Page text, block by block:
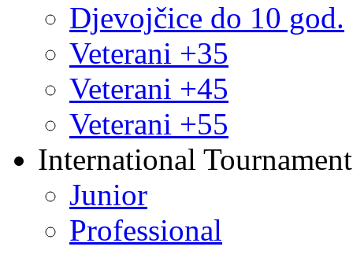
Djevojčice do 10 god.
Veterani +35
Veterani +45
Veterani +55
International
Junior
Professional